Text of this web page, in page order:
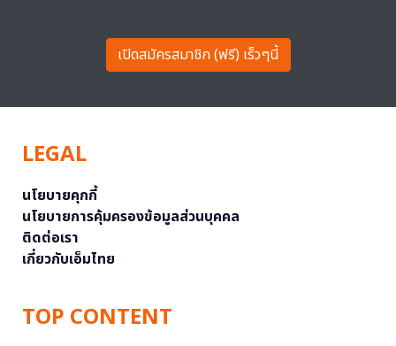
เปิดสมัครสมาชิก (ฟรี) เร็วๆนี้
LEGAL
นโยบายคุกกี้
นโยบายการคุ้มครองข้อมูลส่วนบุคคล
ติดต่อเรา
เกี่ยวกับเอ็มไทย
TOP CONTENT